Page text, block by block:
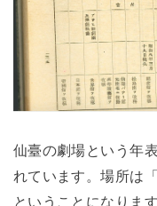
仙臺の劇場という年
れています。場所は
ということになりま